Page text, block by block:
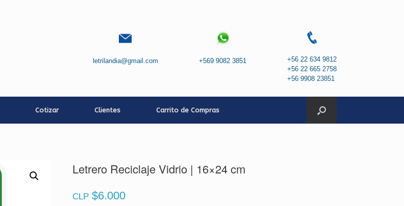
letrilandia@gmail.com +569 9082 3851
+56 22 634 9812
+56 22 665 2758
+56 9908 23851
Cotizar Clientes Carrito de Compras
Letrero Reciclaje Vidrio | 16×24 cm
CLP $6.000